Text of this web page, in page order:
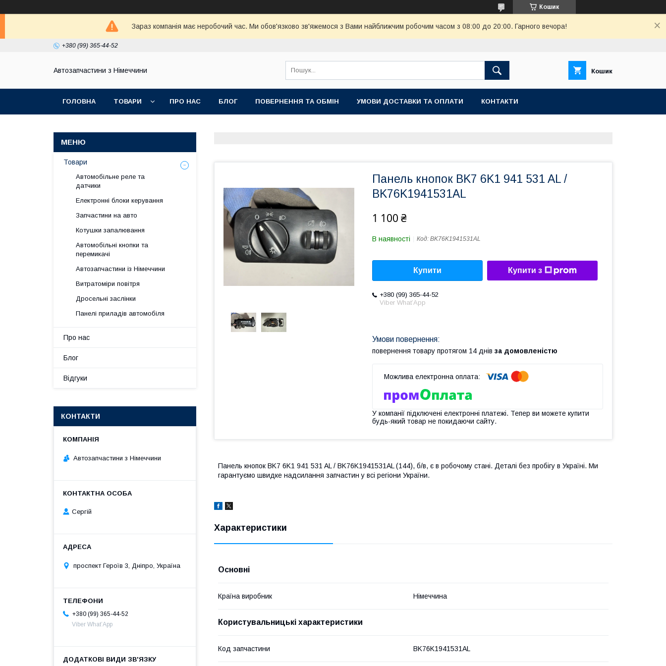
Кошик
Зараз компанія має неробочий час. Ми обов'язково зв'яжемося з Вами найближчим робочим часом з 08:00 до 20:00. Гарного вечора!
+380 (99) 365-44-52
Автозапчастини з Німеччини Кошик
ГОЛОВНА ТОВАРИ ПРО НАС БЛОГ ПОВЕРНЕННЯ ТА ОБМІН УМОВИ ДОСТАВКИ ТА ОПЛАТИ КОНТАКТИ
Панель кнопок BK7 6K1 941 531 AL /
BK76K1941531AL
1 100 ₴
В наявності Код: BK76K1941531AL
Купити Купити з
+380 (99) 365-44-52
Viber What’App
повернення товару протягом 14 днів за домовленістю
У компанії підключені електронні платежі. Тепер ви можете купити
будь-який товар не покидаючи сайту.
Панель кнопок BK7 6K1 941 531 AL / BK76K1941531AL (144), б/в, є в робочому стані. Деталі без пробігу в Україні. Ми
гарантуємо швидке надсилання запчастин у всі регіони України.
Характеристики
Основні
Країна виробник Німеччина
Користувальницькі характеристики
Код запчастини BK76K1941531AL
Товари
Автомобільне реле та
датчики
Електронні блоки керування
Запчастини на авто
Котушки запалювання
Автомобільні кнопки та
перемикачі
Автозапчастини із Німеччини
Витратоміри повітря
Дросельні заслінки
Панелі приладів автомобіля
Про нас
Блог
Відгуки
КОНТАКТИ
Автозапчастини з Німеччини
Сергій
проспект Героїв 3, Дніпро, Україна
+380 (99) 365-44-52
Viber What’App